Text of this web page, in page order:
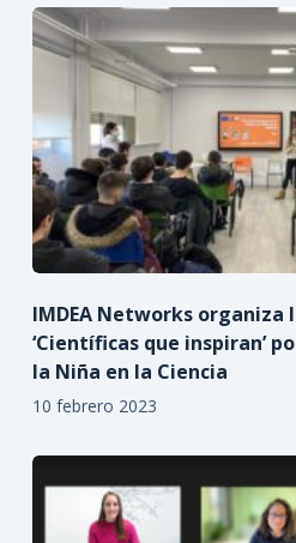
IMDEA Networks organiza
‘Científicas que inspiran’
la Niña en la Ciencia
10 febrero 2023